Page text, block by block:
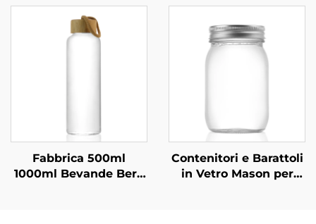
500 ml per bevande
gassate
all'ingrosso
Fabbrica 500ml
1000ml Bevande Bere
Contenitori e Barattoli
in Vetro Mason per